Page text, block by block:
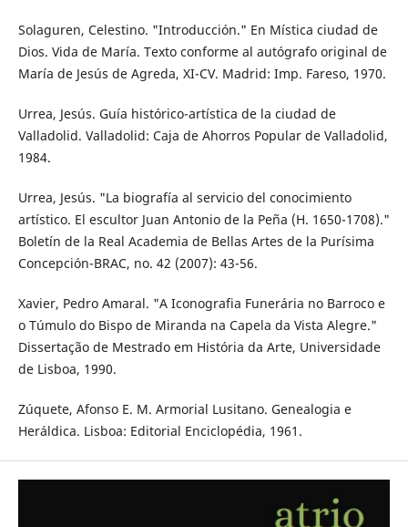
Solaguren, Celestino. "Introducción." En Mística ciudad de
Dios. Vida de María. Texto conforme al autógrafo original de
María de Jesús de Agreda, XI-CV. Madrid: Imp. Fareso, 1970.
Urrea, Jesús. Guía histórico-artística de la ciudad de
Valladolid. Valladolid: Caja de Ahorros Popular de Valladolid,
1984.
Urrea, Jesús. "La biografía al servicio del conocimiento
artístico. El escultor Juan Antonio de la Peña (H. 1650-1708)."
Boletín de la Real Academia de Bellas Artes de la Purísima
Concepción-BRAC, no. 42 (2007): 43-56.
Xavier, Pedro Amaral. "A Iconografia Funerária no Barroco e
o Túmulo do Bispo de Miranda na Capela da Vista Alegre."
Dissertação de Mestrado em História da Arte, Universidade
de Lisboa, 1990.
Zúquete, Afonso E. M. Armorial Lusitano. Genealogia e
Heráldica. Lisboa: Editorial Enciclopédia, 1961.